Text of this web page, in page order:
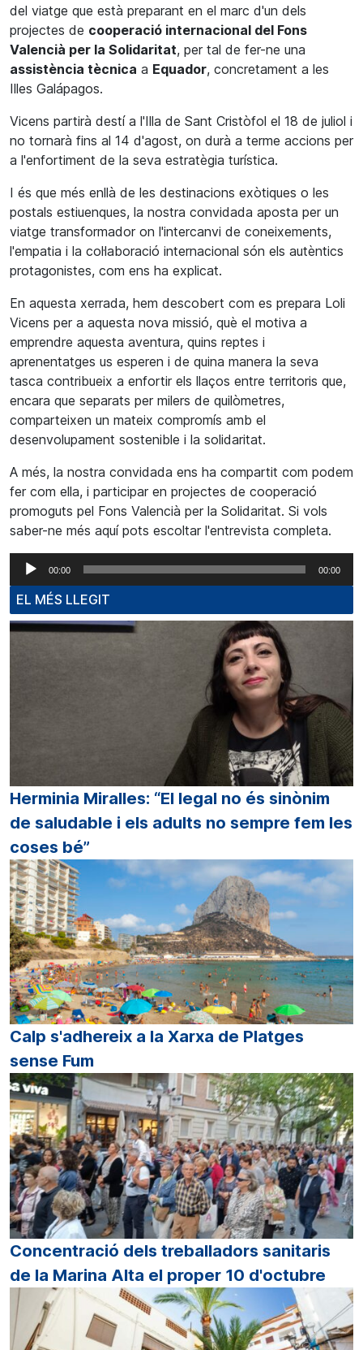
del viatge que està preparant en el marc d'un dels
projectes de cooperació internacional del Fons
Valencià per la Solidaritat, per tal de fer-ne una
assistència tècnica a Equador, concretament a les
Illes Galápagos.
Vicens partirà destí a l'Illa de Sant Cristòfol el 18 de juliol i
no tornarà fins al 14 d'agost, on durà a terme accions per
a l'enfortiment de la seva estratègia turística.
I és que més enllà de les destinacions exòtiques o les
postals estiuenques, la nostra convidada aposta per un
viatge transformador on l'intercanvi de coneixements,
l'empatia i la col·laboració internacional són els autèntics
protagonistes, com ens ha explicat.
En aquesta xerrada, hem descobert com es prepara Loli
Vicens per a aquesta nova missió, què el motiva a
emprendre aquesta aventura, quins reptes i
aprenentatges us esperen i de quina manera la seva
tasca contribueix a enfortir els llaços entre territoris que,
encara que separats per milers de quilòmetres,
comparteixen un mateix compromís amb el
desenvolupament sostenible i la solidaritat.
A més, la nostra convidada ens ha compartit com podem
fer com ella, i participar en projectes de cooperació
promoguts pel Fons Valencià per la Solidaritat. Si vols
saber-ne més aquí pots escoltar l'entrevista completa.
Reproductor
d'àudio
00:00 00:00
EL MÉS LLEGIT
Herminia Miralles: “El legal no és sinònim
de saludable i els adults no sempre fem les
coses bé”
Calp s'adhereix a la Xarxa de Platges
sense Fum
Concentració dels treballadors sanitaris
de la Marina Alta el proper 10 d'octubre